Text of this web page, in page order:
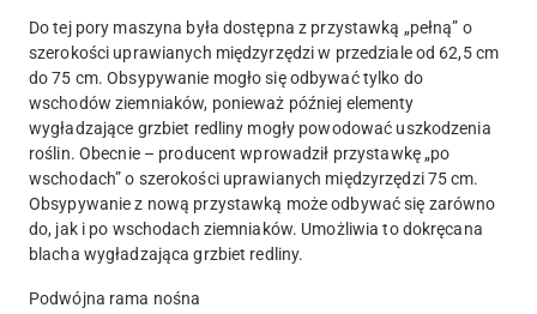
Do tej pory maszyna była dostępna z przystawką „pełną” o
szerokości uprawianych międzyrzędzi w przedziale od 62,5 cm
do 75 cm. Obsypywanie mogło się odbywać tylko do
wschodów ziemniaków, ponieważ później elementy
wygładzające grzbiet redliny mogły powodować uszkodzenia
roślin. Obecnie – producent wprowadził przystawkę „po
wschodach” o szerokości uprawianych międzyrzędzi 75 cm.
Obsypywanie z nową przystawką może odbywać się zarówno
do, jak i po wschodach ziemniaków. Umożliwia to dokręcana
blacha wygładzająca grzbiet redliny.
Podwójna rama nośna